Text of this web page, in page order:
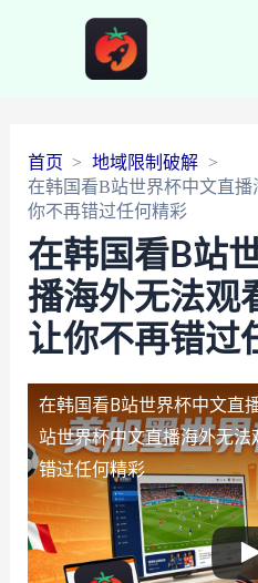
首页
地域限制破解
在韩国看B站世界杯中文直
你不再错过任何精彩
在韩国看B站
播海外无法观
让你不再错过
在韩国看B站世界杯中文直
站世界杯中文直播海外无
错过任何精彩